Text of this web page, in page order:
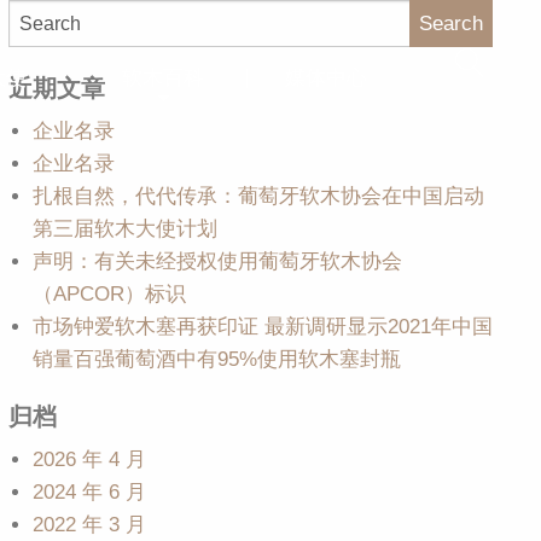
使
Search
近期文章
企业名录
企业名录
扎根自然，代代传承：葡萄牙软木协会在中国启动
第三届软木大使计划
声明：有关未经授权使用葡萄牙软木协会
（APCOR）标识
市场钟爱软木塞再获印证 最新调研显示2021年中国
销量百强葡萄酒中有95%使用软木塞封瓶
归档
2026 年 4 月
2024 年 6 月
2022 年 3 月